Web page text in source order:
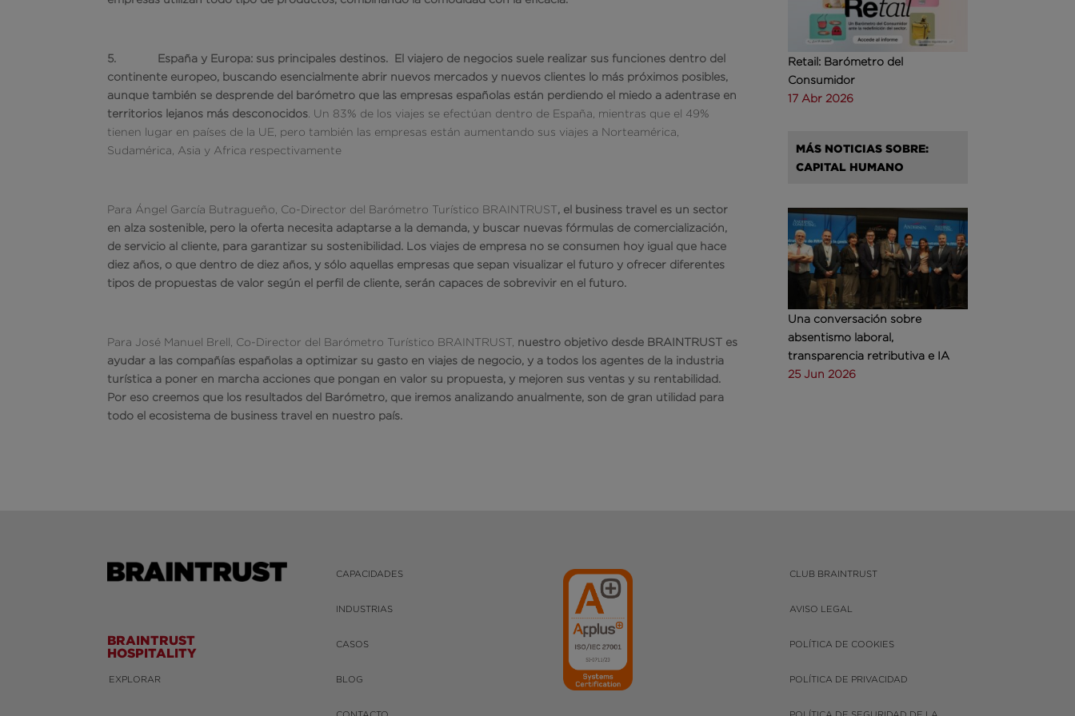
5. España y Europa: sus principales destinos.
El viajero de negocios suele realizar sus funciones dentro del
continente europeo, buscando esencialmente abrir nuevos mercados y nuevos clientes lo más próximos posibles,
aunque también se desprende del barómetro que las empresas españolas están perdiendo el miedo a adentrase en
territorios lejanos más desconocidos . Un 83% de los viajes se efectúan dentro de España, mientras que el 49%
tienen lugar en países de la UE, pero también las empresas están aumentando sus viajes a Norteamérica,
Sudamérica, Asia y Africa respectivamente
Para Ángel García Butragueño, Co-Director del Barómetro Turístico BRAINTRUST , el business travel es un sector
en alza sostenible, pero la oferta necesita adaptarse a la demanda, y buscar nuevas fórmulas de comercialización,
de servicio al cliente, para garantizar su sostenibilidad. Los viajes de empresa no se consumen hoy igual que hace
diez años, o que dentro de diez años, y sólo aquellas empresas que sepan visualizar el futuro y ofrecer diferentes
tipos de propuestas de valor según el perfil de cliente, serán capaces de sobrevivir en el futuro.
Para José Manuel Brell, Co-Director del Barómetro Turístico BRAINTRUST, nuestro objetivo desde BRAINTRUST es
ayudar a las compañías españolas a optimizar su gasto en viajes de negocio, y a todos los agentes de la industria
turística a poner en marcha acciones que pongan en valor su propuesta, y mejoren sus ventas y su rentabilidad.
Por eso creemos que los resultados del Barómetro, que iremos analizando anualmente, son de gran utilidad para
todo el ecosistema de business travel en nuestro país.
Retail: Barómetro del
Consumidor
17 Abr 2026
MÁS NOTICIAS SOBRE:
CAPITAL HUMANO
Una conversación sobre
absentismo laboral,
transparencia retributiva e IA
25 Jun 2026
BRAINTRUST
HOSPITALITY
EXPLORAR
CAPACIDADES
INDUSTRIAS
CASOS
BLOG
CLUB BRAINTRUST
AVISO LEGAL
POLÍTICA DE COOKIES
POLÍTICA DE PRIVACIDAD